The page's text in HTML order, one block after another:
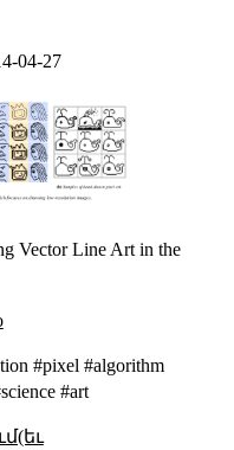
04-27
Vector Line Art in the
#pixel #algorithm
#art